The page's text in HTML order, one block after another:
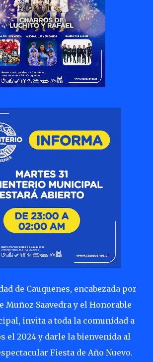
de Cauquenes, encabezada por
Muñoz Saavedra y el Honorable
invita a toda la comunidad a
el 2024 y darle la bienvenida al
Fiesta de Año Nuevo.